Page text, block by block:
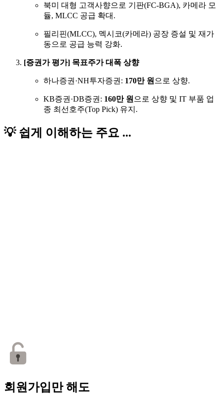
북미 대형 고객사향으로 기판(FC-BGA), 카메라 모
듈, MLCC 공급 확대.
필리핀(MLCC), 멕시코(카메라) 공장 증설 및 재가
동으로 공급 능력 강화.
[증권가 평가] 목표주가 대폭 상향
하나증권·NH투자증권: 170만 원 으로 상향.
KB증권·DB증권: 160만 원 으로 상향 및 IT 부품 업
종 최선호주(Top Pick) 유지.
💡 쉽게 이해하는 주요 ...
회원가입만 해도